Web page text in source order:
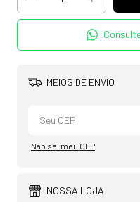
MEIOS DE ENVIO
Não sei meu CEP
NOSSA LOJA